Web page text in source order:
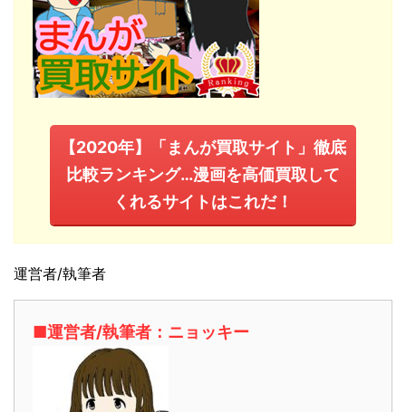
【2020年】「まんが買取サイト」徹底
比較ランキング…漫画を高価買取して
くれるサイトはこれだ！
運営者/執筆者
■運営者/執筆者：ニョッキー